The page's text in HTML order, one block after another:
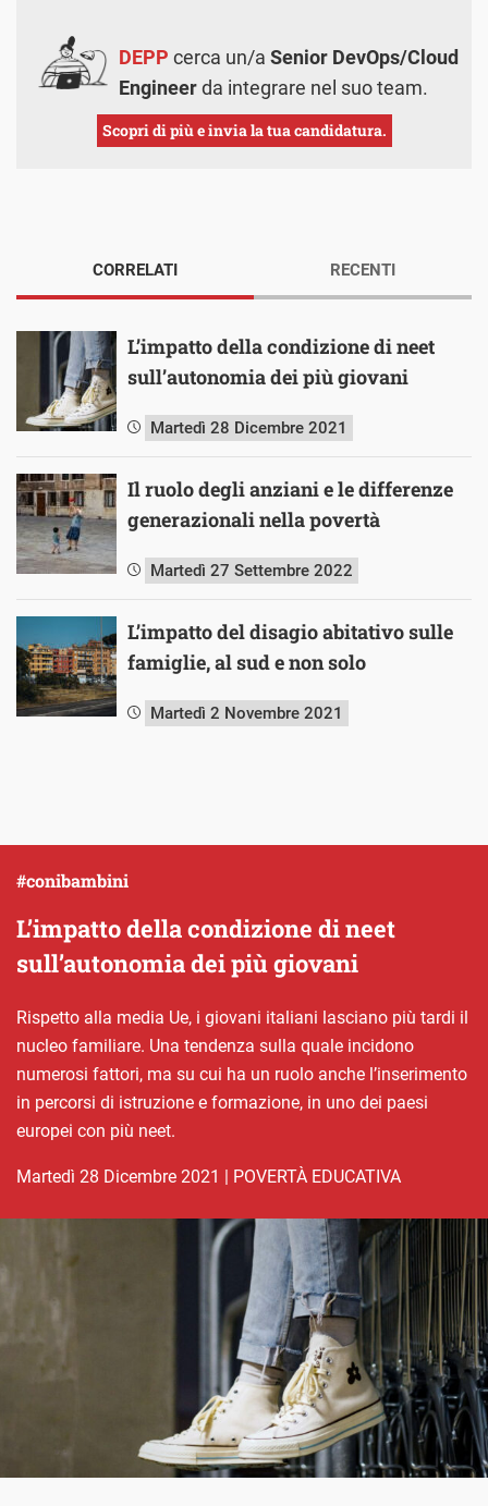
DEPP cerca un/a Senior DevOps/Cloud
Engineerda integrare nel suo team.
Scopri di più e invia la tua candidatura.
CORRELATI
L’impatto della condizione di neet
sull’autonomia dei più giovani
Martedì 28 Dicembre 2021
Il ruolo degli anziani e le differenze
generazionali nella povertà
Martedì 27 Settembre 2022
L’impatto del disagio abitativo sulle
famiglie, al sud e non solo
Martedì 2 Novembre 2021
RECENTI
L’impatto della condizione di neet
sull’autonomia dei più giovani
#conibambini
Rispetto alla media Ue, i giovani italiani lasciano più tardi il
nucleo familiare. Una tendenza sulla quale incidono
numerosi fattori, ma su cui ha un ruolo anche l’inserimento
in percorsi di istruzione e formazione, in uno dei paesi
europei con più neet.
martedì 28 Dicembre 2021 | POVERTÀ EDUCATIVA